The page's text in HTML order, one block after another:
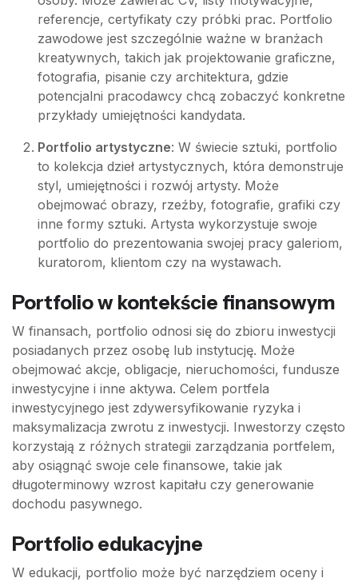
referencje, certyfikaty czy próbki prac. Portfolio
zawodowe jest szczególnie ważne w branżach
kreatywnych, takich jak projektowanie graficzne,
fotografia, pisanie czy architektura, gdzie
potencjalni pracodawcy chcą zobaczyć konkretne
przykłady umiejętności kandydata.
Portfolio artystyczne: W świecie sztuki, portfolio
to kolekcja dzieł artystycznych, która demonstruje
styl, umiejętności i rozwój artysty. Może
obejmować obrazy, rzeźby, fotografie, grafiki czy
inne formy sztuki. Artysta wykorzystuje swoje
portfolio do prezentowania swojej pracy galeriom,
kuratorom, klientom czy na wystawach.
Portfolio w kontekście finansowym
W finansach, portfolio odnosi się do zbioru inwestycji
posiadanych przez osobę lub instytucję. Może
obejmować akcje, obligacje, nieruchomości, fundusze
inwestycyjne i inne aktywa. Celem portfela
inwestycyjnego jest zdywersyfikowanie ryzyka i
maksymalizacja zwrotu z inwestycji. Inwestorzy często
korzystają z różnych strategii zarządzania portfelem,
aby osiągnąć swoje cele finansowe, takie jak
długoterminowy wzrost kapitału czy generowanie
dochodu pasywnego.
Portfolio edukacyjne
W edukacji, portfolio może być narzędziem oceny i